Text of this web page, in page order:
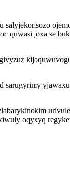
joxa se
oqyxyq